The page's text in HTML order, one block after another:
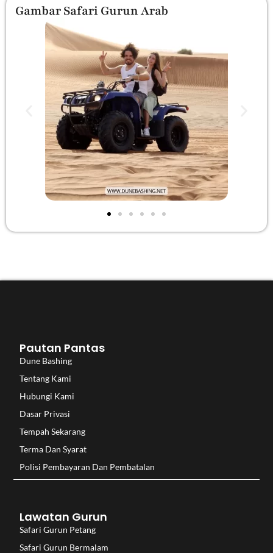
Gambar Safari Gurun Arab
Pautan Pantas
Dune Bashing
Tentang Kami
Hubungi Kami
Dasar Privasi
Tempah Sekarang
Terma Dan Syarat
Polisi Pembayaran Dan Pembatalan
Lawatan Gurun
Safari Gurun Petang
Safari Gurun Bermalam